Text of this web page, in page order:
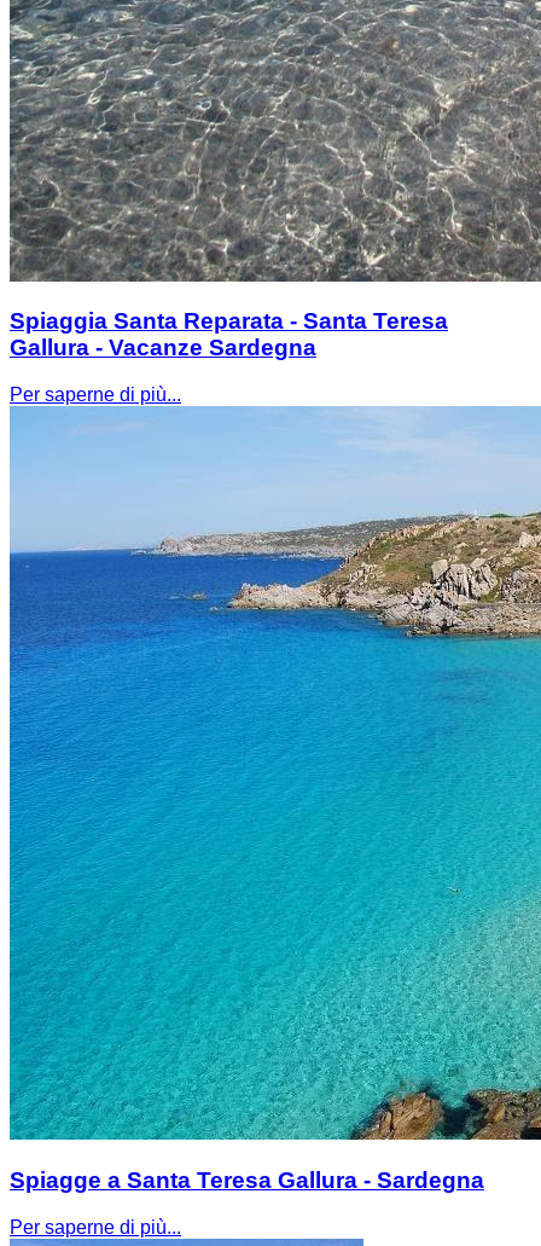
Spiaggia Santa Reparata - Santa Teresa
Gallura - Vacanze Sardegna
Per saperne di più...
Spiagge a Santa Teresa Gallura - Sardegna
Per saperne di più...